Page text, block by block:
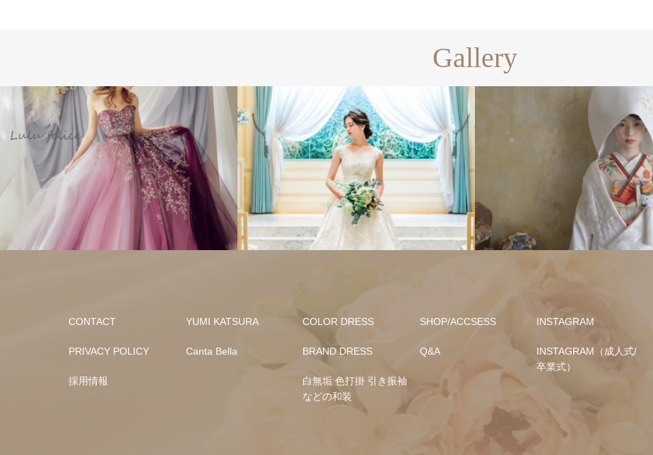
Gallery
CONTACT
PRIVACY POLICY
採用情報
YUMI KATSURA
Canta Bella
COLOR DRESS
BRAND DRESS
白無垢 色打掛 引き振袖
などの和装
SHOP/ACCSESS
Q&A
INSTAGRAM
INSTAGRAM（成人式/
卒業式）